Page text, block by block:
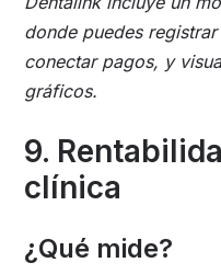
donde puedes
conectar pagos, y
gráficos.
9.
clínica
¿Qué mide?